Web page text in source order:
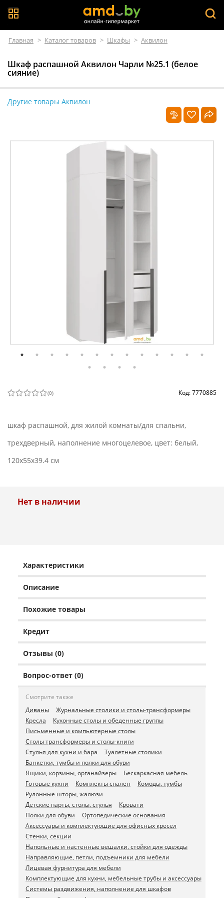
Главная > Каталог товаров > Шкафы > Аквилон
Шкаф распашной Аквилон Чарли №25.1 (белое
сияние)
Другие товары Аквилон
(0) Код: 7770885
шкаф распашной, для жилой комнаты/для спальни,
трехдверный, наполнение многоцелевое, цвет: белый,
120x55x39.4 см
Нет в наличии
Характеристики
Описание
Похожие товары
Кредит
Отзывы (0)
Вопрос-ответ (0)
Смотрите также
Диваны
Журнальные столики и столы-трансформеры
Кресла
Кухонные столы и обеденные группы
Письменные и компьютерные столы
Столы трансформеры и столы-книги
Стулья для кухни и бара
Туалетные столики
Банкетки, тумбы и полки для обуви
Ящики, корзины, органайзеры
Бескаркасная мебель
Готовые кухни
Комплекты спален
Комоды, тумбы
Рулонные шторы, жалюзи
Детские парты, столы, стулья
Кровати
Полки для обуви
Ортопедические основания
Аксессуары и комплектующие для офисных кресел
Стенки, секции
Напольные и настенные вешалки, стойки для одежды
Направляющие, петли, подъемники для мебели
Лицевая фурнитура для мебели
Комплектующие для кухни, мебельные трубы и аксессуары
Системы раздвижения, наполнение для шкафов